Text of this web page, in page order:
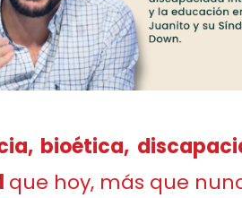
bioética,
que hoy, más que